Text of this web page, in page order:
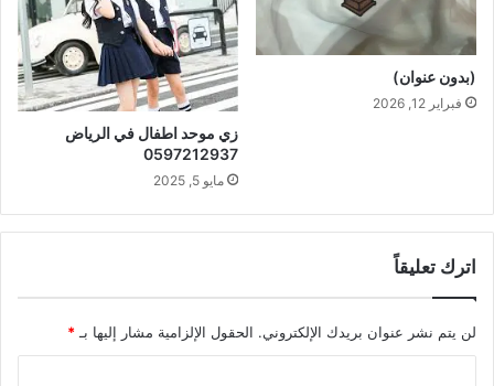
(بدون عنوان)
فبراير 12, 2026
زي موحد اطفال في الرياض
0597212937
مايو 5, 2025
اترك تعليقاً
لن يتم نشر عنوان بريدك الإلكتروني. الحقول الإلزامية مشار إليها بـ *